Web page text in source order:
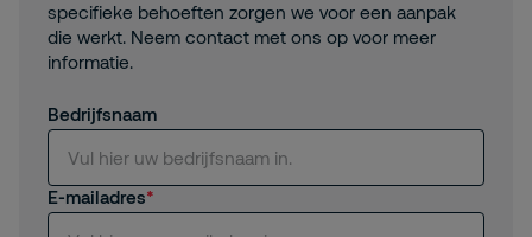
specifieke behoeften zorgen we voor een aanpak
die werkt. Neem contact met ons op voor meer
informatie.
Bedrijfsnaam
E-mailadres